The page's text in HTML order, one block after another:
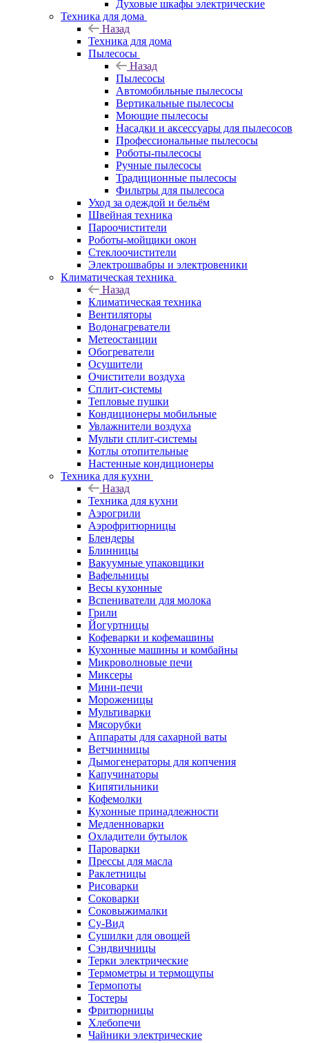
Духовые шкафы электрические
Техника для дома
Назад
Техника для дома
Пылесосы
Назад
Пылесосы
Автомобильные пылесосы
Вертикальные пылесосы
Моющие пылесосы
Насадки и аксессуары для пылесосов
Профессиональные пылесосы
Роботы-пылесосы
Ручные пылесосы
Традиционные пылесосы
Фильтры для пылесоса
Уход за одеждой и бельём
Швейная техника
Пароочистители
Роботы-мойщики окон
Стеклоочистители
Электрошвабры и электровеники
Климатическая техника
Назад
Климатическая техника
Вентиляторы
Водонагреватели
Метеостанции
Обогреватели
Осушители
Очистители воздуха
Сплит-системы
Тепловые пушки
Кондиционеры мобильные
Увлажнители воздуха
Мульти сплит-системы
Котлы отопительные
Настенные кондиционеры
Техника для кухни
Назад
Техника для кухни
Аэрогрили
Аэрофритюрницы
Блендеры
Блинницы
Вакуумные упаковщики
Вафельницы
Весы кухонные
Вспениватели для молока
Грили
Йогуртницы
Кофеварки и кофемашины
Кухонные машины и комбайны
Микроволновые печи
Миксеры
Мини-печи
Мороженицы
Мультиварки
Мясорубки
Аппараты для сахарной ваты
Ветчинницы
Дымогенераторы для копчения
Капучинаторы
Кипятильники
Кофемолки
Кухонные принадлежности
Медленноварки
Охладители бутылок
Пароварки
Прессы для масла
Раклетницы
Рисоварки
Соковарки
Соковыжималки
Су-Вид
Сушилки для овощей
Сэндвичницы
Терки электрические
Термометры и термощупы
Термопоты
Тостеры
Фритюрницы
Хлебопечи
Чайники электрические